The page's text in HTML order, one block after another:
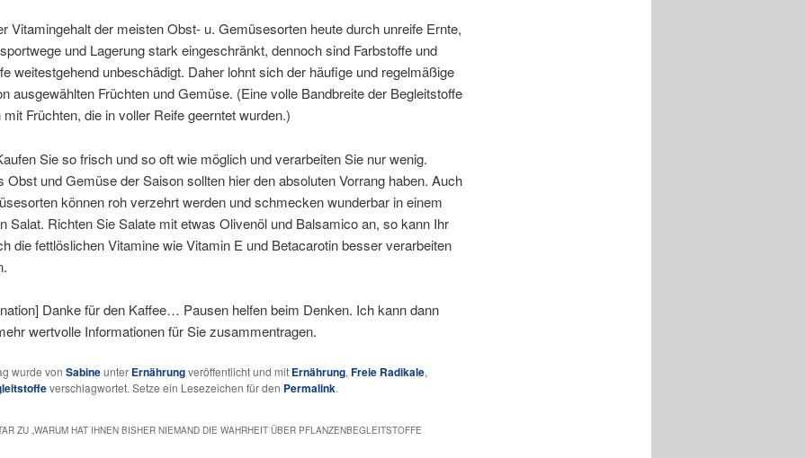
Vitamingehalt der meisten Obst- u. Gemüsesorten heute durch unreife Ernte,
und Lagerung stark eingeschränkt, dennoch sind Farbstoffe und
weitestgehend unbeschädigt. Daher lohnt sich der häufige und regelmäßige
ausgewählten Früchten und Gemüse. (Eine volle Bandbreite der Begleitstoffe
Früchten, die in voller Reife geerntet wurden.)
Sie so frisch und so oft wie möglich und verarbeiten Sie nur wenig.
Obst und Gemüse der Saison sollten hier den absoluten Vorrang haben. Auch
können roh verzehrt werden und schmecken wunderbar in einem
Salat. Richten Sie Salate mit etwas Olivenöl und Balsamico an, so kann Ihr
die fettlöslichen Vitamine wie Vitamin E und Betacarotin besser verarbeiten
Danke für den Kaffee… Pausen helfen beim Denken. Ich kann dann
wertvolle Informationen für Sie zusammentragen.
wurde von Sabineunter Ernährungveröffentlicht und mit Ernährung, Freie Radikale,
verschlagwortet. Setze ein Lesezeichen für den Permalink.
ZU „ WARUM HAT IHNEN BISHER NIEMAND DIE WAHRHEIT ÜBER PFLANZENBEGLEITSTOFFE